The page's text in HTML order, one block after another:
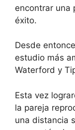
encontrar una
éxito.
Desde
estudio más
Waterford y
Esta vez
la pareja
una distancia